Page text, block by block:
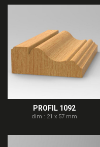
PROFIL 1092
dim : 21 x 57 mm